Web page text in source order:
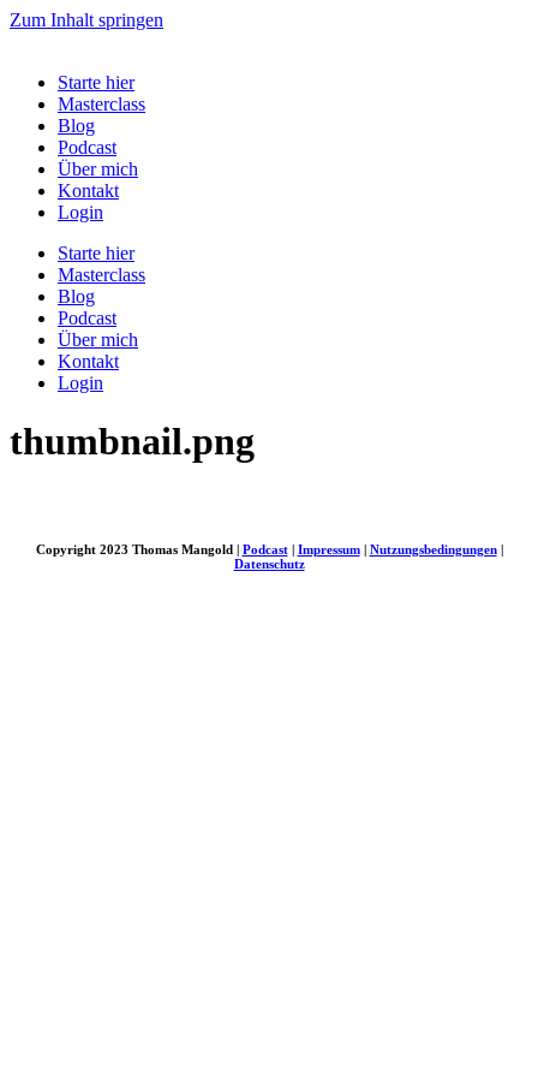
Zum Inhalt springen
Starte hier
Masterclass
Blog
Podcast
Über mich
Kontakt
Login
Starte hier
Masterclass
Blog
Podcast
Über mich
Kontakt
Login
thumbnail.png
Copyright 2023 Thomas Mangold | Podcast| Impressum| Nutzungsbedingungen|
Datenschutz